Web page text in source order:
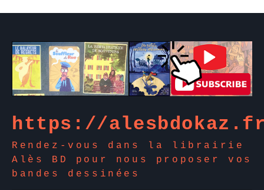
https://
Rendez-vous dans la librairie
Alès BD pour nous proposer vos
bandes dessinées